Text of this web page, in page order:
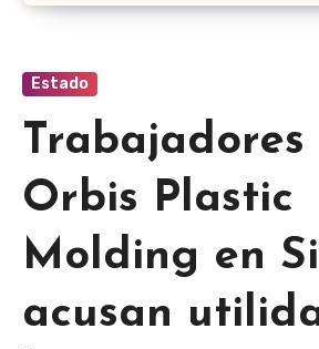
Estado
Trabajadores
Orbis Plastic
Molding en
acusan